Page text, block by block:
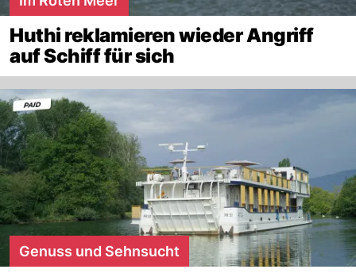
Huthi reklamieren wieder Angriff
auf Schiff für sich
Genuss und Sehnsucht